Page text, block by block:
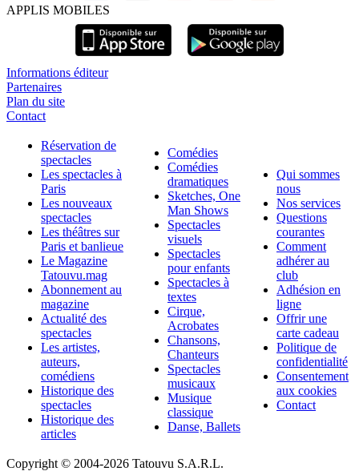
APPLIS MOBILES
Informations éditeur
Partenaires
Plan du site
Contact
Réservation de
spectacles
Les spectacles à
Paris
Les nouveaux
spectacles
Les théâtres sur
Paris et banlieue
Le Magazine
Tatouvu.mag
Abonnement au
magazine
Actualité des
spectacles
Les artistes,
auteurs,
comédiens
Historique des
spectacles
Historique des
articles
Comédies
Comédies
dramatiques
Sketches, One
Man Shows
Spectacles
visuels
Spectacles
pour enfants
Spectacles à
textes
Cirque,
Acrobates
Chansons,
Chanteurs
Spectacles
musicaux
Musique
classique
Danse, Ballets
Qui sommes
nous
Nos services
Questions
courantes
Comment
adhérer au
club
Adhésion en
ligne
Offrir une
carte cadeau
Politique de
confidentialité
Consentement
aux cookies
Contact
Copyright © 2004-2026 Tatouvu S.A.R.L.